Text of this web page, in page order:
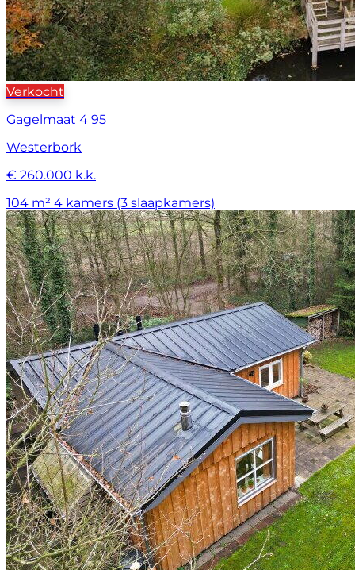
Verkocht
Gagelmaat 4 95
Westerbork
€ 260.000 k.k.
104 m² 4 kamers (3 slaapkamers)